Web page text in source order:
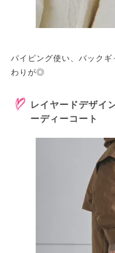
パイピング使い、バック
わりが◎
レイヤードデザイ
ーディーコート